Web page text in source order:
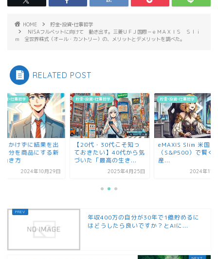
HOME
貯金•投資•仕事哲学
NISAフルベットに向けて 動き出す。三菱ＵＦＪ国際－ｅＭＡＸＩＳ Ｓｌｉ
ｍ 全世界株式（オール・カントリー）の、メリットとデメリットを調べた。
RELATED POST
資•仕事哲学
をかけずに結果を出
自分を商品にする新
働き方
2024年10月29日
貯金•投資•仕事哲学
【20代・30代こそ知っ
ておきたい】40代から気
づいた「最高の生き...
2025年4月25日
貯金•投資•仕事哲学
eMAXIS Slim 米国株
（S&P500）で賢く
産...
2024年11
年収400万の自分が30年で1億貯めるに
はどうしたら良いですか？とAIに...